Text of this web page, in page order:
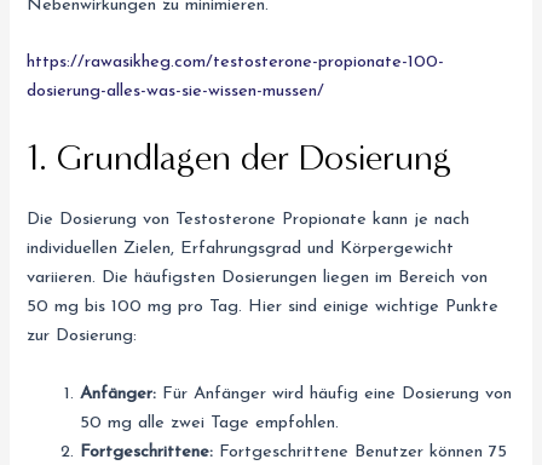
Nebenwirkungen zu minimieren.
https://rawasikheg.com/testosterone-propionate-100-
dosierung-alles-was-sie-wissen-mussen/
1. Grundlagen der Dosierung
Die Dosierung von Testosterone Propionate kann je nach
individuellen Zielen, Erfahrungsgrad und Körpergewicht
variieren. Die häufigsten Dosierungen liegen im Bereich von
50 mg bis 100 mg pro Tag. Hier sind einige wichtige Punkte
zur Dosierung:
Anfänger: Für Anfänger wird häufig eine Dosierung von
50 mg alle zwei Tage empfohlen.
Fortgeschrittene: Fortgeschrittene Benutzer können 75